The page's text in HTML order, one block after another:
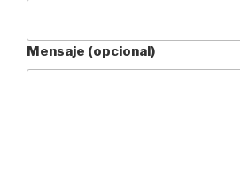
Mensaje (opcional)